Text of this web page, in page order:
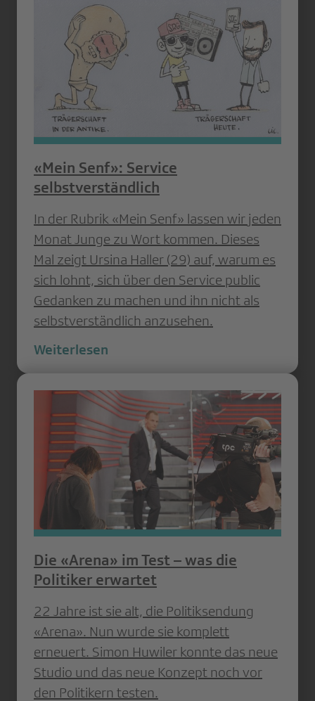
«Mein Senf»: Service
selbstverständlich
In der Rubrik «Mein Senf» lassen wir jeden
Monat Junge zu Wort kommen. Dieses
Mal zeigt Ursina Haller (29) auf, warum es
sich lohnt, sich über den Service public
Gedanken zu machen und ihn nicht als
selbstverständlich anzusehen.
Weiterlesen
Die «Arena» im Test – was die
Politiker erwartet
22 Jahre ist sie alt, die Politiksendung
«Arena». Nun wurde sie komplett
erneuert. Simon Huwiler konnte das neue
Studio und das neue Konzept noch vor
den Politikern testen.